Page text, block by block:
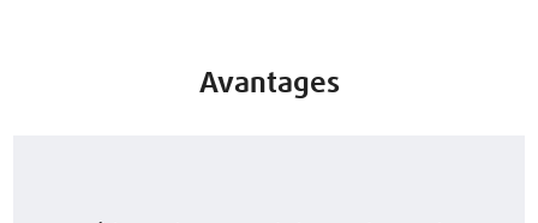
Avantages